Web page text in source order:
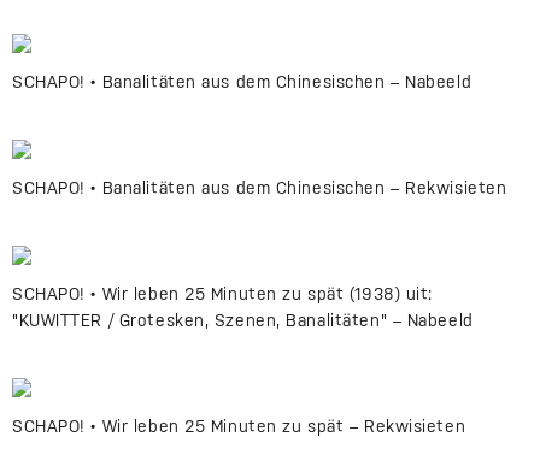
SCHAPO! • Banalitäten aus dem Chinesischen – Nabeeld
SCHAPO! • Banalitäten aus dem Chinesischen – Rekwisieten
SCHAPO! • Wir leben 25 Minuten zu spät (1938) uit:
"KUWITTER / Grotesken, Szenen, Banalitäten" – Nabeeld
SCHAPO! • Wir leben 25 Minuten zu spät – Rekwisieten